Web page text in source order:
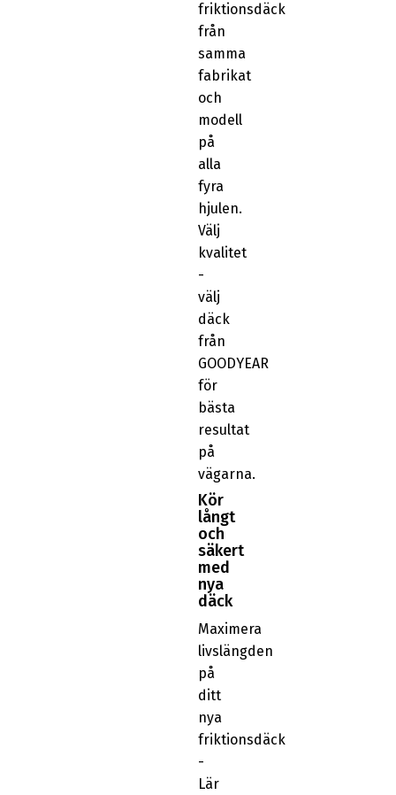
friktionsdäck
från
samma
fabrikat
och
modell
på
alla
fyra
hjulen.
Välj
kvalitet
-
välj
däck
från
GOODYEAR
för
bästa
resultat
på
vägarna.
Kör
långt
och
säkert
med
nya
däck
Maximera
livslängden
på
ditt
nya
friktionsdäck
-
Lär